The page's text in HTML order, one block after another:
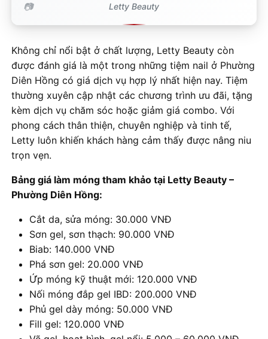
Letty Beauty
Không chỉ nổi bật ở chất lượng, Letty Beauty còn
được đánh giá là một trong những tiệm nail ở Phường
Diên Hồng có giá dịch vụ hợp lý nhất hiện nay. Tiệm
thường xuyên cập nhật các chương trình ưu đãi, tặng
kèm dịch vụ chăm sóc hoặc giảm giá combo. Với
phong cách thân thiện, chuyên nghiệp và tinh tế,
Letty luôn khiến khách hàng cảm thấy được nâng niu
trọn vẹn.
Bảng giá làm móng tham khảo tại Letty Beauty –
Phường Diên Hồng:
Cắt da, sửa móng: 30.000 VNĐ
Sơn gel, sơn thạch: 90.000 VNĐ
Biab: 140.000 VNĐ
Phá sơn gel: 20.000 VNĐ
Ứp móng kỹ thuật mới: 120.000 VNĐ
Nối móng đắp gel IBD: 200.000 VNĐ
Phủ gel dày móng: 50.000 VNĐ
Fill gel: 120.000 VNĐ